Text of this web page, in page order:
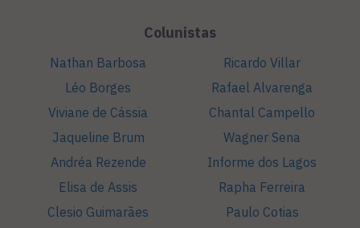
Colunistas
Nathan Barbosa
Léo Borges
Viviane de Cássia
Jaqueline Brum
Andréa Rezende
Elisa de Assis
Clesio Guimarães
Ricardo Villar
Rafael Alvarenga
Chantal Campello
Wagner Sena
Informe dos Lagos
Rapha Ferreira
Paulo Cotias